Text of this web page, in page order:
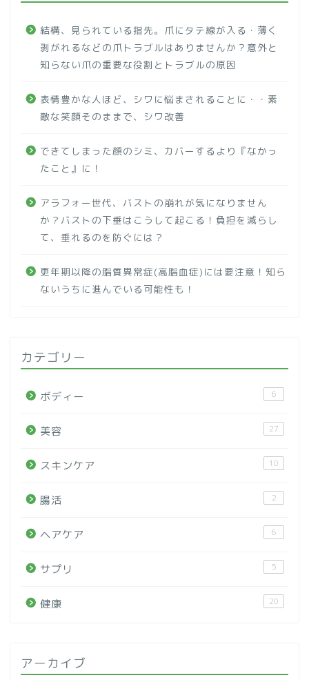
結構、見られている指先。爪にタテ線が入る・薄く
剥がれるなどの爪トラブルはありませんか？意外と
知らない爪の重要な役割とトラブルの原因
表情豊かな人ほど、シワに悩まされることに・・素
敵な笑顔そのままで、シワ改善
できてしまった顔のシミ、カバーするより『なかっ
たこと』に！
アラフォー世代、バストの崩れが気になりません
か？バストの下垂はこうして起こる！負担を減らし
て、垂れるのを防ぐには？
更年期以降の脂質異常症(高脂血症)には要注意！知ら
ないうちに進んでいる可能性も！
カテゴリー
ボディー 6
美容 27
スキンケア 10
腸活 2
ヘアケア 6
サプリ 5
健康 20
アーカイブ